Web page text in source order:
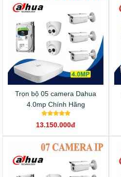
Trọn bộ 05 camera Dahua
4.0mp Chính Hãng
13.150.000đ